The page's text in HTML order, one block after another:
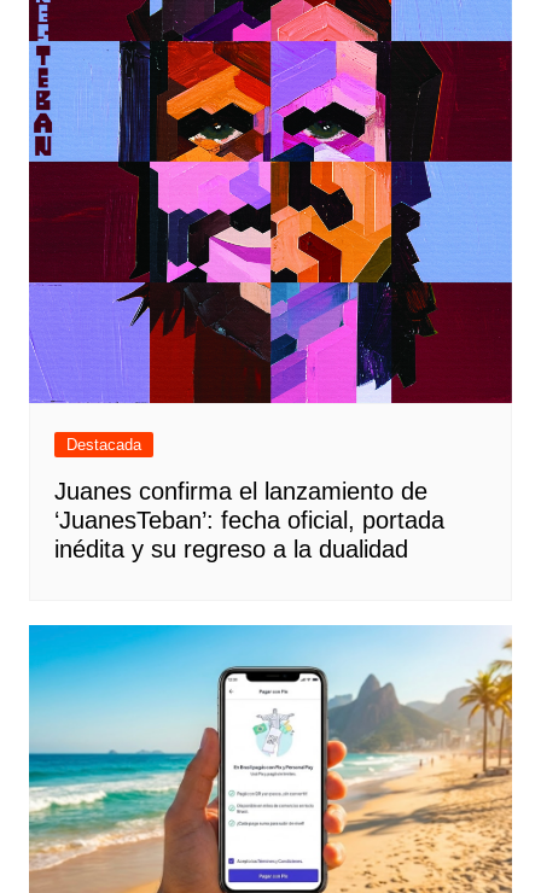
Destacada
Juanes confirma el lanzamiento de
‘JuanesTeban’: fecha oficial, portada
inédita y su regreso a la dualidad